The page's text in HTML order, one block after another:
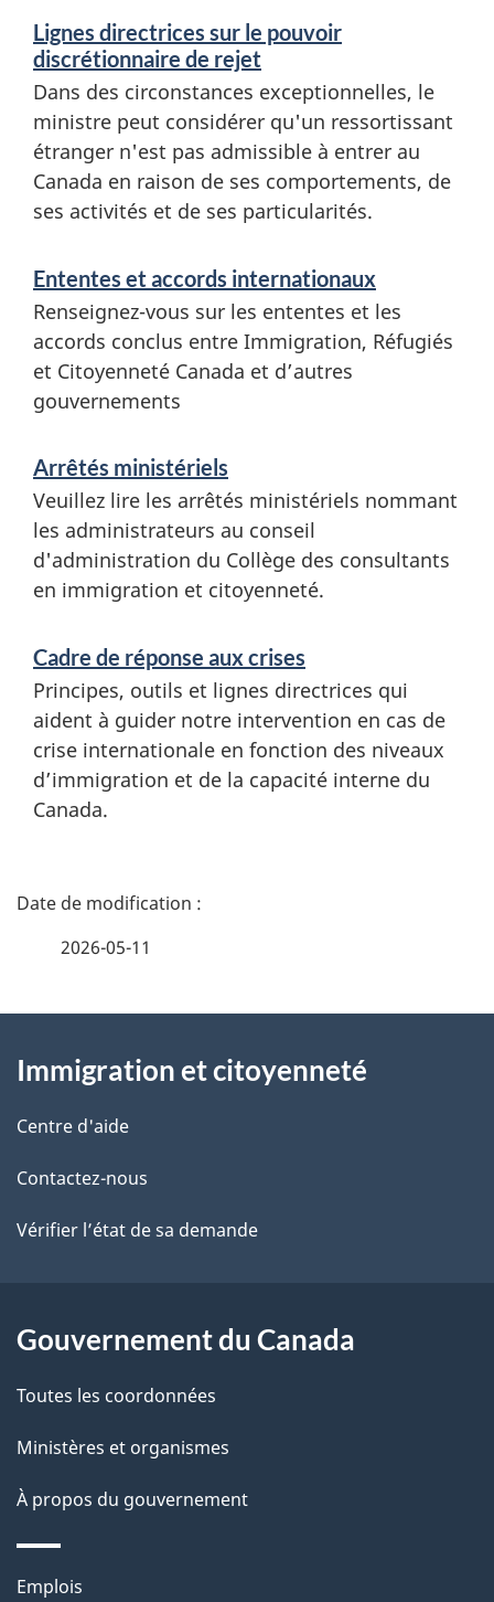
Lignes directrices sur le pouvoir
discrétionnaire de rejet
Dans des circonstances exceptionnelles, le
ministre peut considérer qu'un ressortissant
étranger n'est pas admissible à entrer au
Canada en raison de ses comportements, de
ses activités et de ses particularités.
Ententes et accords internationaux
Renseignez-vous sur les ententes et les
accords conclus entre Immigration, Réfugiés
et Citoyenneté Canada et d’autres
gouvernements
Arrêtés ministériels
Veuillez lire les arrêtés ministériels nommant
les administrateurs au conseil
d'administration du Collège des consultants
en immigration et citoyenneté.
Cadre de réponse aux crises
Principes, outils et lignes directrices qui
aident à guider notre intervention en cas de
crise internationale en fonction des niveaux
d’immigration et de la capacité interne du
Canada.
D
i
l
s
d
l
p
a
g
e
2026-05-11
propos
de
ce
site
Immigration et citoyenneté
Centre d'aide
Contactez-nous
Vérifier l’état de sa demande
Gouvernement du Canada
Toutes les coordonnées
Ministères et organismes
À propos du gouvernement
Thèmes
Emplois